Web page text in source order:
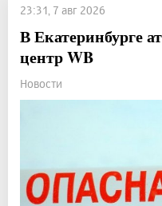
23:31, 7 авг 2026
В Екатеринбурге
центр WB
Новости